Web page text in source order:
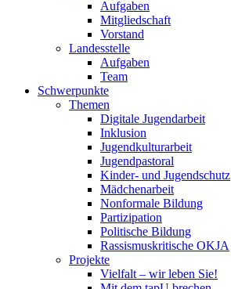
Aufgaben
Mitgliedschaft
Vorstand
Landesstelle
Aufgaben
Team
Schwerpunkte
Themen
Digitale Jugendarbeit
Inklusion
Jugendkulturarbeit
Jugendpastoral
Kinder- und Jugendschutz
Mädchenarbeit
Nonformale Bildung
Partizipation
Politische Bildung
Rassismuskritische OKJA
Projekte
Vielfalt – wir leben Sie!